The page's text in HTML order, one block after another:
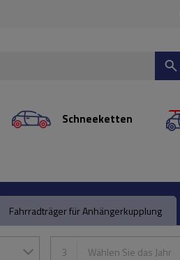
Schneeketten
Fahrradträger für Anhängerkupplung
3 Wählen Sie das Jahr